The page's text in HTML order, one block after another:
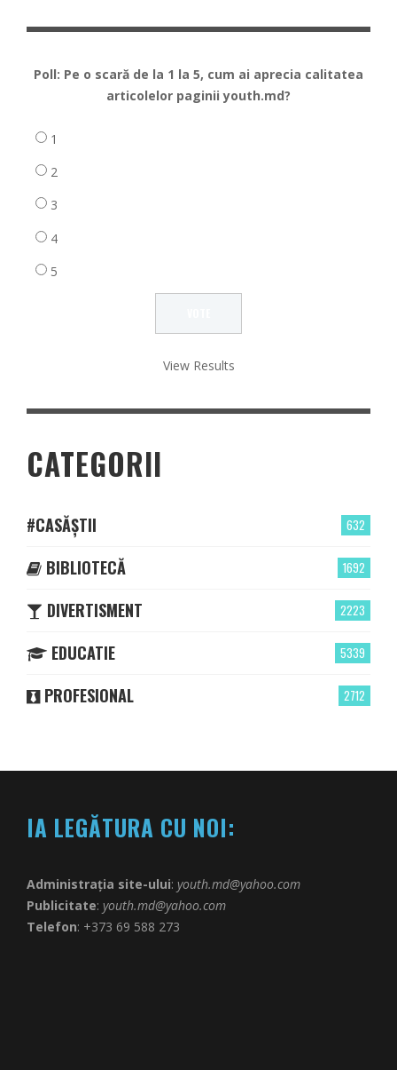
Poll: Pe o scară de la 1 la 5, cum ai aprecia calitatea
articolelor paginii youth.md?
1
2
3
4
5
View Results
CATEGORII
632
#CASĂȘTII
1692
BIBLIOTECĂ
2223
DIVERTISMENT
5339
EDUCATIE
2712
PROFESIONAL
IA LEGĂTURA CU NOI:
Administrația site-ului: youth.md@yahoo.com
Publicitate: youth.md@yahoo.com
Telefon: +373 69 588 273